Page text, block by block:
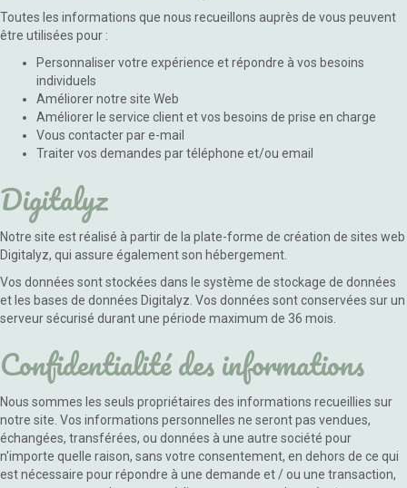
Toutes les informations que nous recueillons auprès de vous peuvent
être utilisées pour :
Personnaliser votre expérience et répondre à vos besoins
individuels
Améliorer notre site Web
Améliorer le service client et vos besoins de prise en charge
Vous contacter par e-mail
Traiter vos demandes par téléphone et/ou email
Digitalyz
Notre site est réalisé à partir de la plate-forme de création de sites web
Digitalyz, qui assure également son hébergement.
Vos données sont stockées dans le système de stockage de données
et les bases de données Digitalyz. Vos données sont conservées sur un
serveur sécurisé durant une période maximum de 36 mois.
Confidentialité des informations
Nous sommes les seuls propriétaires des informations recueillies sur
notre site. Vos informations personnelles ne seront pas vendues,
échangées, transférées, ou données à une autre société pour
n'importe quelle raison, sans votre consentement, en dehors de ce qui
est nécessaire pour répondre à une demande et / ou une transaction,